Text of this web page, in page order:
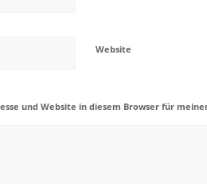
Website
und Website in diesem Browser für